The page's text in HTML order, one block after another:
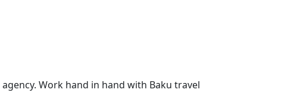
Work hand in hand with Baku travel